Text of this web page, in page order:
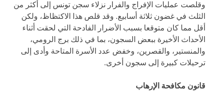
وقلصت عمليات الإفراج والفرار نزلاء سجن تونس إلى أكثر من
الثلث في غضون ثلاثة أسابيع. وقد قلص هذا الاكتظاظ، ولكن
أقل مما كان متوقعا بسبب الأضرار الفادحة التي لحقت أثناء
الأحداث الأخيرة ببعض السجون، بما في ذلك برج الرومي،
والمنستير، والقصرين، وخفض عدد الأسرة المتاحة وأدى إلى
ترحيلات كبيرة إلى سجون أخرى.
قانون مكافحة الإرهاب